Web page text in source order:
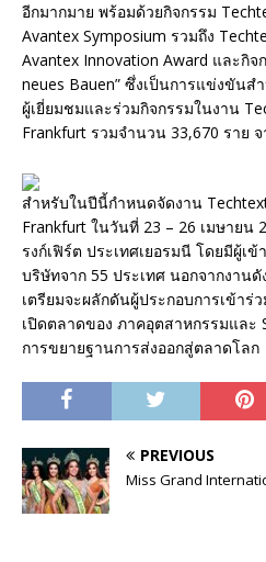
อีกมากมาย พร้อมด้วยกิจกรรม
Avantex Symposium รวมถึง
Avantex Innovation Award และกิจ
neues Bauen” ซึ่งเป็นการแข่งขัน
ผู้เยี่ยมชมและร่วมกิจกรรมในงาน
Frankfurt รวมจำนวน 33,670 ราย
สำหรับในปีนี้กำหนดจัดงาน
Frankfurt ในวันที่ 23 – 26 เมษายน
รงก์เฟิร์ต ประเทศเยอรมนี โดยมีผู้เ
บริษัทจาก 55 ประเทศ นอกจากงาน
เตรียมจะผลักดันผู้ประกอบการเข้าร่
เปิดตลาดของ ภาคอุตสาหกรรมและ
การขยายฐานการส่งออกสู่ตลาดโลก
PREVIOUS
Miss Grand